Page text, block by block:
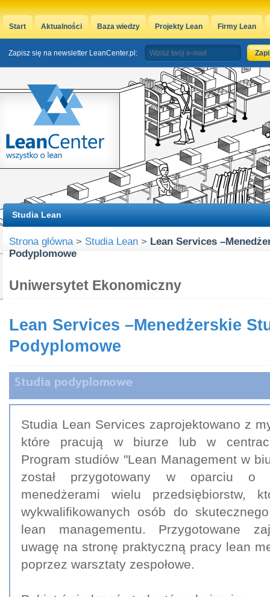
Start Aktualności Baza wiedzy Projekty Lean Firmy Lean
Zapisz się na newsletter LeanCenter.pl:
Studia Lean
Strona główna > Studia Lean > Lean Services
Podyplomowe
Uniwersytet Ekonomiczny
Lean Services –Menedżerskie
Podyplomowe
Studia Lean Services zaprojektowano z
które pracują w biurze lub w
Program studiów "Lean Management w
został przygotowany w oparciu o
menedżerami wielu przedsiębiorstw,
wykwalifikowanych osób do
lean managementu. Przygotowane
uwagę na stronę praktyczną pracy lean
poprzez warsztaty zespołowe.